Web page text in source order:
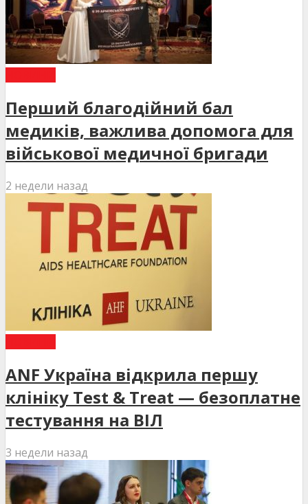
Перший благодійний бал
медиків, важлива допомога для
військової медичної бригади
2 недели назад
ANF Україна відкрила першу
клініку Test & Treat — безоплатне
тестування на ВІЛ
3 недели назад